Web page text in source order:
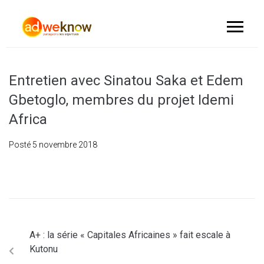
Entretien avec Sinatou Saka et Edem
Gbetoglo, membres du projet Idemi
Africa
Posté 5 novembre 2018
A+ : la série « Capitales Africaines » fait escale à
Kutonu